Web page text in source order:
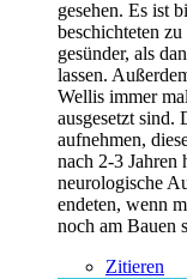
gesehen. Es ist
beschichteten
gesünder, als
lassen.
Wellis immer
ausgesetzt sind.
aufnehmen,
nach 2-3 Jahren
neurologische
endeten, wenn
noch am Bauen
Zitieren